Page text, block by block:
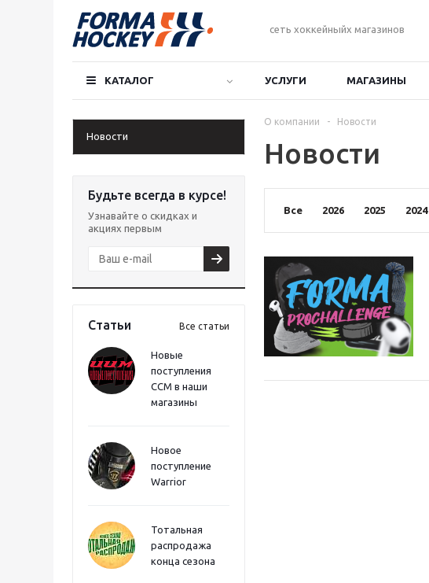
сеть хоккейныйх магазинов
КАТАЛОГ УСЛУГИ МАГАЗИНЫ
Новости
Будьте всегда в курсе!
Узнавайте о скидках и
акциях первым
Статьи Все статьи
Новые
поступления
CCM в наши
магазины
Новое
поступление
Warrior
Тотальная
распродажа
конца сезона
О компании - Новости
Новости
Все 2026 2025 2024